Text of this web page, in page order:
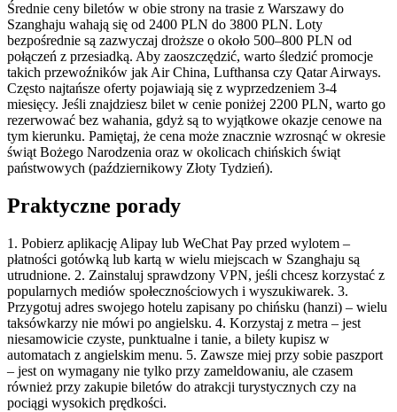
Średnie ceny biletów w obie strony na trasie z Warszawy do
Szanghaju wahają się od 2400 PLN do 3800 PLN. Loty
bezpośrednie są zazwyczaj droższe o około 500–800 PLN od
połączeń z przesiadką. Aby zaoszczędzić, warto śledzić promocje
takich przewoźników jak Air China, Lufthansa czy Qatar Airways.
Często najtańsze oferty pojawiają się z wyprzedzeniem 3-4
miesięcy. Jeśli znajdziesz bilet w cenie poniżej 2200 PLN, warto go
rezerwować bez wahania, gdyż są to wyjątkowe okazje cenowe na
tym kierunku. Pamiętaj, że cena może znacznie wzrosnąć w okresie
świąt Bożego Narodzenia oraz w okolicach chińskich świąt
państwowych (październikowy Złoty Tydzień).
Praktyczne porady
1. Pobierz aplikację Alipay lub WeChat Pay przed wylotem –
płatności gotówką lub kartą w wielu miejscach w Szanghaju są
utrudnione. 2. Zainstaluj sprawdzony VPN, jeśli chcesz korzystać z
popularnych mediów społecznościowych i wyszukiwarek. 3.
Przygotuj adres swojego hotelu zapisany po chińsku (hanzi) – wielu
taksówkarzy nie mówi po angielsku. 4. Korzystaj z metra – jest
niesamowicie czyste, punktualne i tanie, a bilety kupisz w
automatach z angielskim menu. 5. Zawsze miej przy sobie paszport
– jest on wymagany nie tylko przy zameldowaniu, ale czasem
również przy zakupie biletów do atrakcji turystycznych czy na
pociągi wysokich prędkości.